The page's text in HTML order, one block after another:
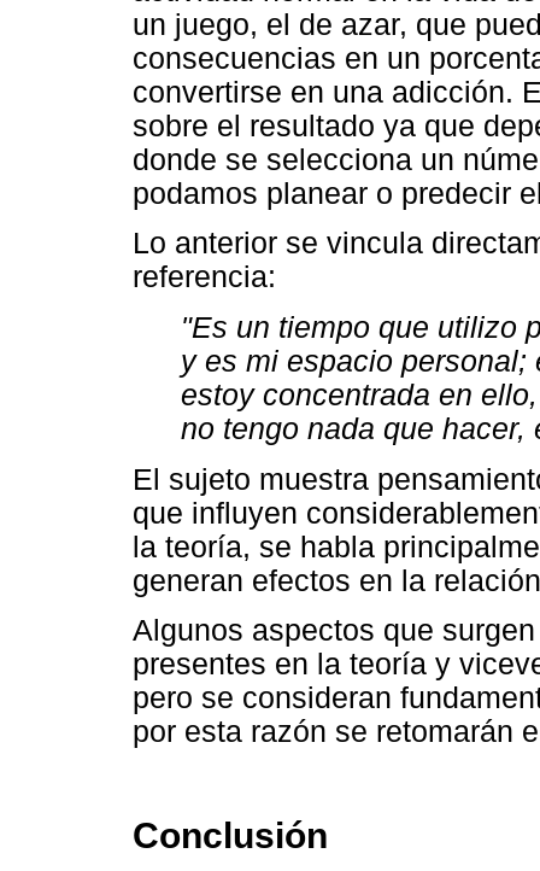
un juego, el de azar, que
consecuencias en un
convertirse en una adicción.
sobre el resultado ya que
donde se selecciona un
podamos planear o predecir
Lo anterior se vincula
referencia:
"Es un tiempo que utilizo
y es mi espacio
estoy concentrada en
no tengo nada que hacer,
El sujeto muestra
que influyen
la teoría, se habla
generan efectos en la
Algunos aspectos que
presentes en la teoría y
pero se consideran
por esta razón se retomarán
Conclusión